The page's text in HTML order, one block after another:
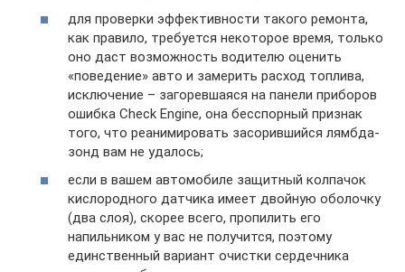
для проверки эффективности такого ремонта,
как правило, требуется некоторое время, только
оно даст возможность водителю оценить
«поведение» авто и замерить расход топлива,
исключение – загоревшаяся на панели приборов
ошибка Check Engine, она бесспорный признак
того, что реанимировать засорившийся лямбда-
зонд вам не удалось;
если в вашем автомобиле защитный колпачок
кислородного датчика имеет двойную оболочку
(два слоя), скорее всего, пропилить его
напильником у вас не получится, поэтому
единственный вариант очистки сердечника